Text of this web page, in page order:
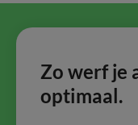
Zo werf je
optimaal.